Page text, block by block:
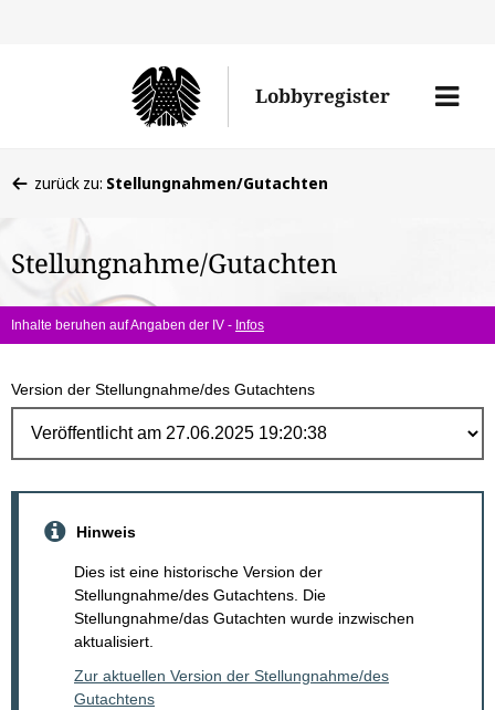
Lobbyregister
Menü
befinden
hier:
zurück zu: Stellungnahmen/Gutachten
Stellungnahme/Gutachten
Inhalte beruhen auf Angaben der IV - Infos
Version der Stellungnahme/des Gutachtens
Hinweis
Dies ist eine historische Version der
Stellungnahme/des Gutachtens. Die
Stellungnahme/das Gutachten wurde inzwischen
aktualisiert.
Zur aktuellen Version der Stellungnahme/des
Gutachtens